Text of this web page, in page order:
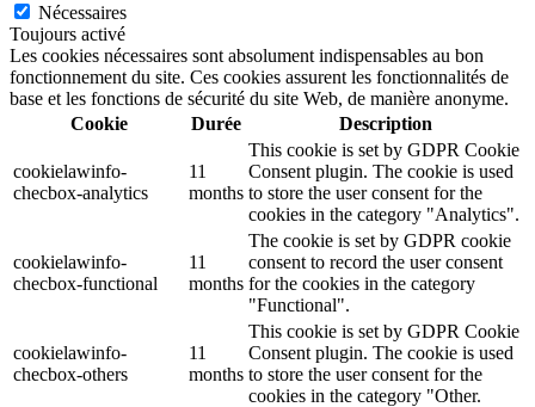
Nécessaires
Toujours activé
Les cookies nécessaires sont absolument indispensables au bon
fonctionnement du site. Ces cookies assurent les fonctionnalités de
base et les fonctions de sécurité du site Web, de manière anonyme.
Cookie
Durée Description
cookielawinfo-
checbox-analytics
11
months
This cookie is set by GDPR Cookie
Consent plugin. The cookie is used
to store the user consent for the
cookies in the category "Analytics".
cookielawinfo-
checbox-functional
11
months
The cookie is set by GDPR cookie
consent to record the user consent
for the cookies in the category
"Functional".
cookielawinfo-
checbox-others
11
months
This cookie is set by GDPR Cookie
Consent plugin. The cookie is used
to store the user consent for the
cookies in the category "Other.